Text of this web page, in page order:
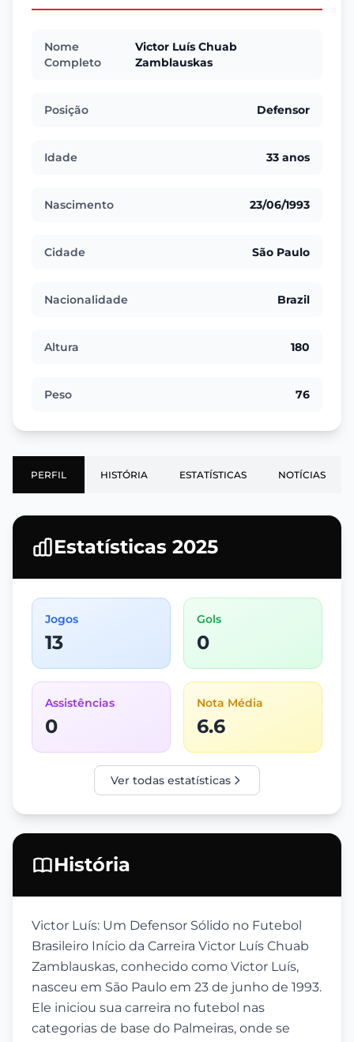
Nome
Completo
Victor Luís Chuab
Zamblauskas
Posição Defensor
Idade 33 anos
Nascimento 23/06/1993
Cidade São Paulo
Nacionalidade Brazil
Altura 180
Peso 76
PERFIL HISTÓRIA ESTATÍSTICAS NOTÍCIAS
Estatísticas 2025
Jogos
13
Gols
0
Assistências
0
Nota Média
6.6
Ver todas estatísticas
História
Victor Luís: Um Defensor Sólido no Futebol
Brasileiro Início da Carreira Victor Luís Chuab
Zamblauskas, conhecido como Victor Luís,
nasceu em São Paulo em 23 de junho de 1993.
Ele iniciou sua carreira no futebol nas
categorias de base do Palmeiras, onde se